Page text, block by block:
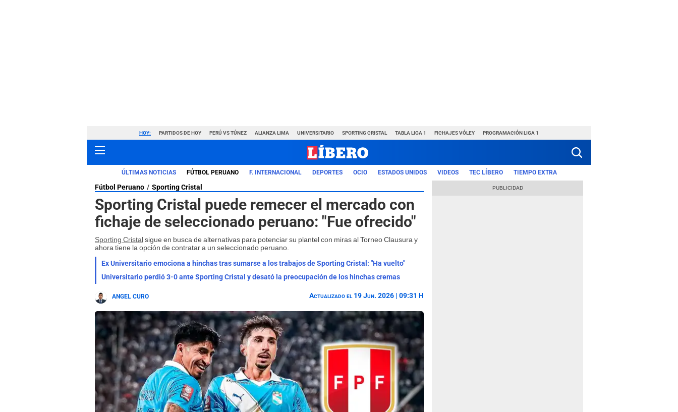
HOY: PARTIDOS DE HOY PERÚ VS TÚNEZ ALIANZA LIMA UNIVERSITARIO SPORTING CRISTAL TABLA LIGA 1 FICHAJES VÓLEY PROGRAMACIÓN LIGA 1
ÚLTIMAS NOTICIAS FÚTBOL PERUANO F. INTERNACIONAL DEPORTES OCIO ESTADOS UNIDOS VIDEOS TEC LÍBERO TIEMPO EXTRA
Fútbol Peruano Sporting Cristal
Sporting Cristal puede remecer el mercado con
fichaje de seleccionado peruano: "Fue ofrecido"
Sporting Cristalsigue en busca de alternativas para potenciar su plantel con miras al Torneo Clausura y
ahora tiene la opción de contratar a un seleccionado peruano.
Ex Universitario emociona a hinchas tras sumarse a los trabajos de Sporting Cristal: "Ha vuelto"
Universitario perdió 3-0 ante Sporting Cristal y desató la preocupación de los hinchas cremas
ANGEL CURO Actualizado el 19 Jun. 2026 | 09:31 H